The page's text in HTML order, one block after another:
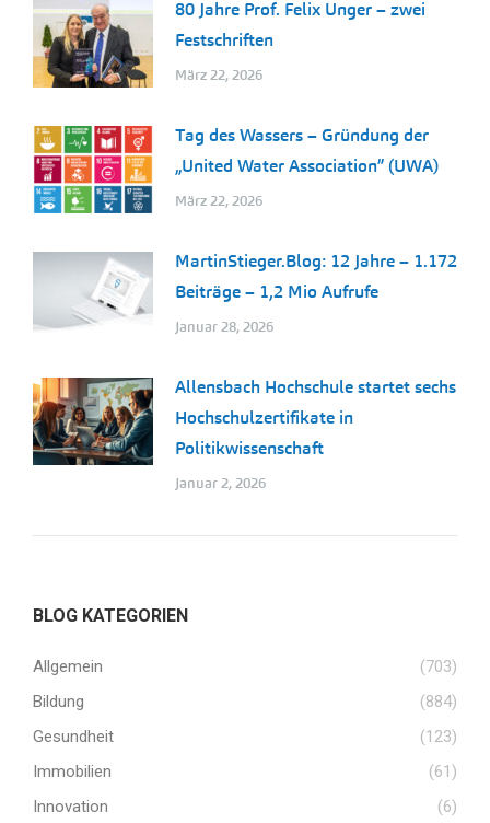
80 Jahre Prof. Felix Unger – zwei
Festschriften
März 22, 2026
Tag des Wassers – Gründung der
„United Water Association” (UWA)
März 22, 2026
MartinStieger.Blog: 12 Jahre – 1.172
Beiträge – 1,2 Mio Aufrufe
Januar 28, 2026
Allensbach Hochschule startet sechs
Hochschulzertifikate in
Politikwissenschaft
Januar 2, 2026
BLOG KATEGORIEN
Allgemein
(703)
Bildung
(884)
Gesundheit
(123)
Immobilien
(61)
Innovation
(6)